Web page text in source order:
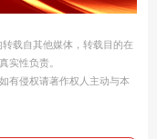
载自其他媒体，转载目的在
实性负责。
有侵权请著作权人主动与本